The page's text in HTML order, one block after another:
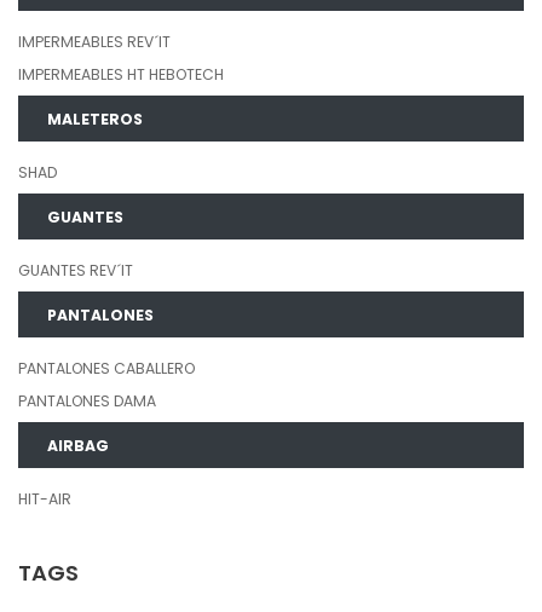
IMPERMEABLES REV´IT
IMPERMEABLES HT HEBOTECH
MALETEROS
SHAD
GUANTES
GUANTES REV´IT
PANTALONES
PANTALONES CABALLERO
PANTALONES DAMA
AIRBAG
HIT-AIR
TAGS